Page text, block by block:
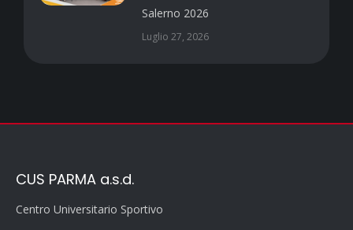
Salerno 2026
Luglio 27, 2026
CUS PARMA a.s.d.
Centro Universitario Sportivo